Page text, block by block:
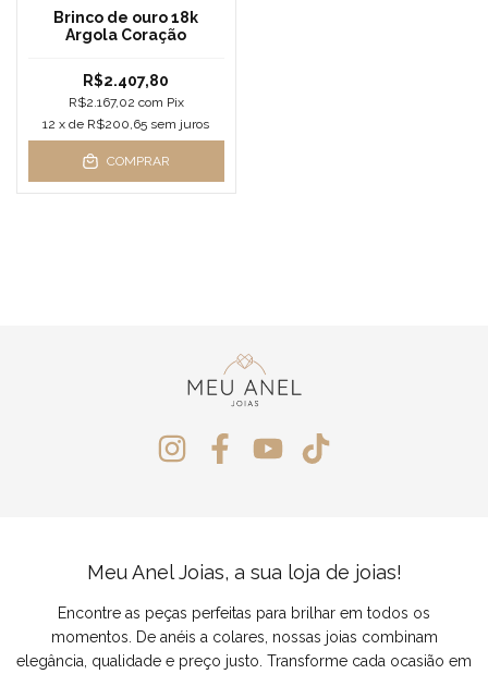
Brinco de ouro 18k
Argola Coração
R$2.407,80
R$2.167,02 com Pix
12 x de R$200,65 sem juros
COMPRAR
Meu Anel Joias, a sua loja de joias!
Encontre as peças perfeitas para brilhar em todos os
momentos. De anéis a colares, nossas joias combinam
elegância, qualidade e preço justo. Transforme cada ocasião em